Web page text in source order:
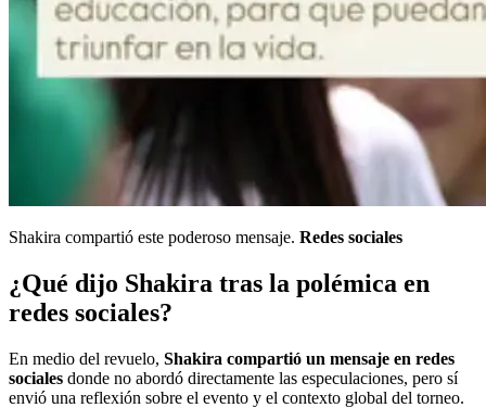
Shakira compartió este poderoso mensaje. Redes sociales
¿Qué dijo Shakira tras la polémica en
redes sociales?
En medio del revuelo, Shakira compartió un mensaje en redes
sociales donde no abordó directamente las especulaciones, pero sí
envió una reflexión sobre el evento y el contexto global del torneo.